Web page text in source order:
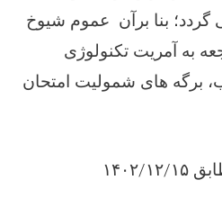
گردد؛ بنا برآن عموم شیوخ
به آمریت تکنولوژی
برگه های شمولیت امتحان
۱۴۰۲/۱۲/۱۵